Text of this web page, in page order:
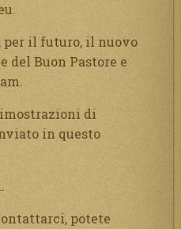
per il futuro, il nuovo
del Buon Pastore e
di
in questo
potete